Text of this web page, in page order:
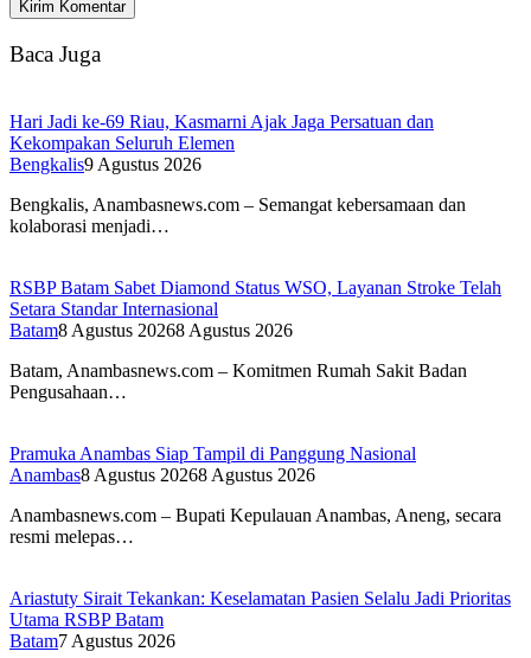
Baca Juga
Hari Jadi ke-69 Riau, Kasmarni Ajak Jaga Persatuan dan
Kekompakan Seluruh Elemen
Bengkalis9 Agustus 2026
Bengkalis, Anambasnews.com – Semangat kebersamaan dan
kolaborasi menjadi…
RSBP Batam Sabet Diamond Status WSO, Layanan Stroke Telah
Setara Standar Internasional
Batam8 Agustus 20268 Agustus 2026
Batam, Anambasnews.com – Komitmen Rumah Sakit Badan
Pengusahaan…
Pramuka Anambas Siap Tampil di Panggung Nasional
Anambas8 Agustus 20268 Agustus 2026
Anambasnews.com – Bupati Kepulauan Anambas, Aneng, secara
resmi melepas…
Ariastuty Sirait Tekankan: Keselamatan Pasien Selalu Jadi Prioritas
Utama RSBP Batam
Batam7 Agustus 2026